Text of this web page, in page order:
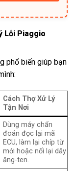
Lỗi Piaggio
phổ biến giúp bạn
Cách Thợ Xử Lý
Tận Nơi
Dùng máy chẩn
đoán đọc lại mã
ECU, làm lại chíp từ
mới hoặc nối lại dây
ăng-ten.